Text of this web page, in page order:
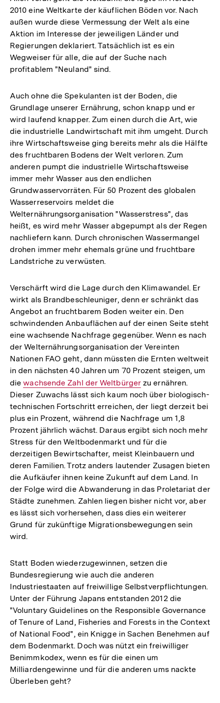
2010 eine Weltkarte der käuflichen Böden vor. Nach
außen wurde diese Vermessung der Welt als eine
Aktion im Interesse der jeweiligen Länder und
Regierungen deklariert. Tatsächlich ist es ein
Wegweiser für alle, die auf der Suche nach
profitablem "Neuland" sind.
Auch ohne die Spekulanten ist der Boden, die
Grundlage unserer Ernährung, schon knapp und er
wird laufend knapper. Zum einen durch die Art, wie
die industrielle Landwirtschaft mit ihm umgeht. Durch
ihre Wirtschaftsweise ging bereits mehr als die Hälfte
des fruchtbaren Bodens der Welt verloren. Zum
anderen pumpt die industrielle Wirtschaftsweise
immer mehr Wasser aus den endlichen
Grundwasservorräten. Für 50 Prozent des globalen
Wasserreservoirs meldet die
Welternährungsorganisation "Wasserstress", das
heißt, es wird mehr Wasser abgepumpt als der Regen
nachliefern kann. Durch chronischen Wassermangel
drohen immer mehr ehemals grüne und fruchtbare
Landstriche zu verwüsten.
Verschärft wird die Lage durch den Klimawandel. Er
wirkt als Brandbeschleuniger, denn er schränkt das
Angebot an fruchtbarem Boden weiter ein. Den
schwindenden Anbauflächen auf der einen Seite steht
eine wachsende Nachfrage gegenüber. Wenn es nach
der Welternährungsorganisation der Vereinten
Nationen FAO geht, dann müssten die Ernten weltweit
in den nächsten 40 Jahren um 70 Prozent steigen, um
dieInterner
Link:
wachsende Zahl der Weltbürger zu ernähren.
Dieser Zuwachs lässt sich kaum noch über biologisch-
technischen Fortschritt erreichen, der liegt derzeit bei
plus ein Prozent, während die Nachfrage um 1,8
Prozent jährlich wächst. Daraus ergibt sich noch mehr
Stress für den Weltbodenmarkt und für die
derzeitigen Bewirtschafter, meist Kleinbauern und
deren Familien. Trotz anders lautender Zusagen bieten
die Aufkäufer ihnen keine Zukunft auf dem Land. In
der Folge wird die Abwanderung in das Proletariat der
Städte zunehmen. Zahlen liegen bisher nicht vor, aber
es lässt sich vorhersehen, dass dies ein weiterer
Grund für zukünftige Migrationsbewegungen sein
wird.
Statt Boden wiederzugewinnen, setzen die
Bundesregierung wie auch die anderen
Industriestaaten auf freiwillige Selbstverpflichtungen.
Unter der Führung Japans entstanden 2012 die
"Voluntary Guidelines on the Responsible Governance
of Tenure of Land, Fisheries and Forests in the Context
of National Food", ein Knigge in Sachen Benehmen auf
dem Bodenmarkt. Doch was nützt ein freiwilliger
Benimmkodex, wenn es für die einen um
Milliardengewinne und für die anderen ums nackte
Überleben geht?